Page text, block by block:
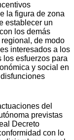
la figura de zona
establecer un
los demás
de modo
interesados a los
los esfuerzos para
y social en
del
previstas
Decreto
con lo